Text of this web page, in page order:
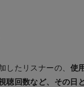
したリスナーの、 使
聴回数など、その日